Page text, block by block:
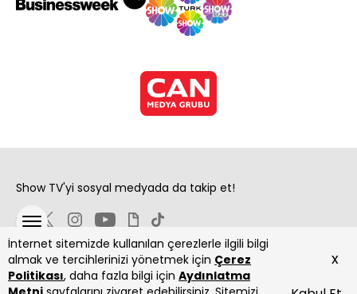
İnternet sitemizde kullanılan çerezlerle ilgili bilgi
almak ve tercihlerinizi yönetmek için Çerez
Politikası, daha fazla bilgi için Aydınlatma
x
Show TV'yi sosyal medyada da takip et!